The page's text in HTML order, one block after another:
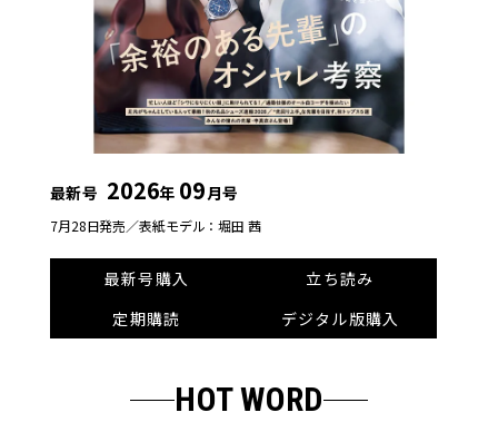
最新号 2026年 09月号
7月28日発売／表紙モデル：堀田 茜
最新号購入
立ち読み
定期購読
デジタル版購入
HOT WORD